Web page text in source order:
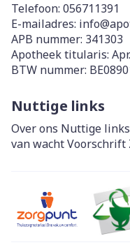
Telefoon: 056711391
E-mailadres: info@
APB nummer: 341303
Apotheek titularis:
BTW nummer:
Nuttige links
Over ons Nuttige links
van wachtVoorschrift